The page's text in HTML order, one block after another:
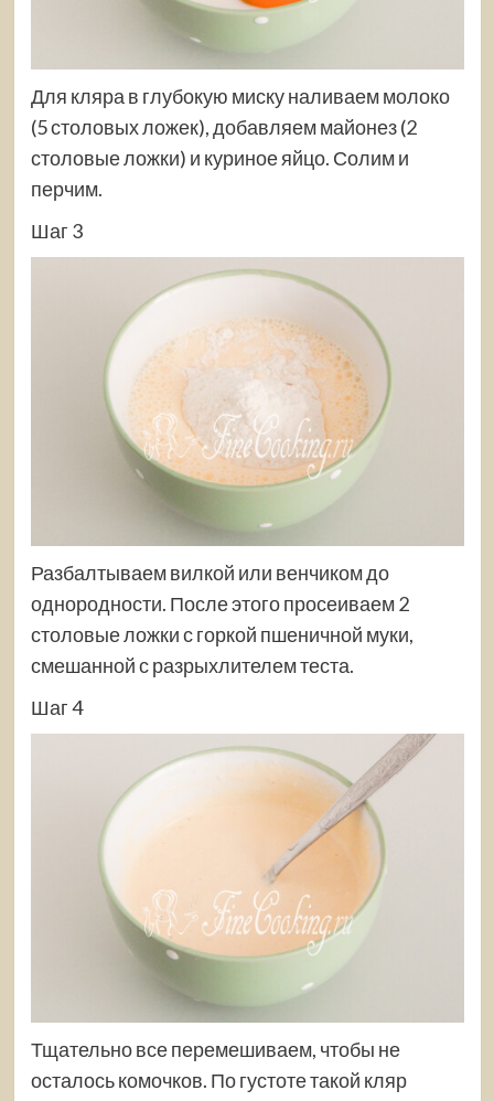
Для кляра в глубокую миску наливаем молоко
(5 столовых ложек), добавляем майонез (2
столовые ложки) и куриное яйцо. Солим и
перчим.
Шаг 3
Разбалтываем вилкой или венчиком до
однородности. После этого просеиваем 2
столовые ложки с горкой пшеничной муки,
смешанной с разрыхлителем теста.
Шаг 4
Тщательно все перемешиваем, чтобы не
осталось комочков. По густоте такой кляр